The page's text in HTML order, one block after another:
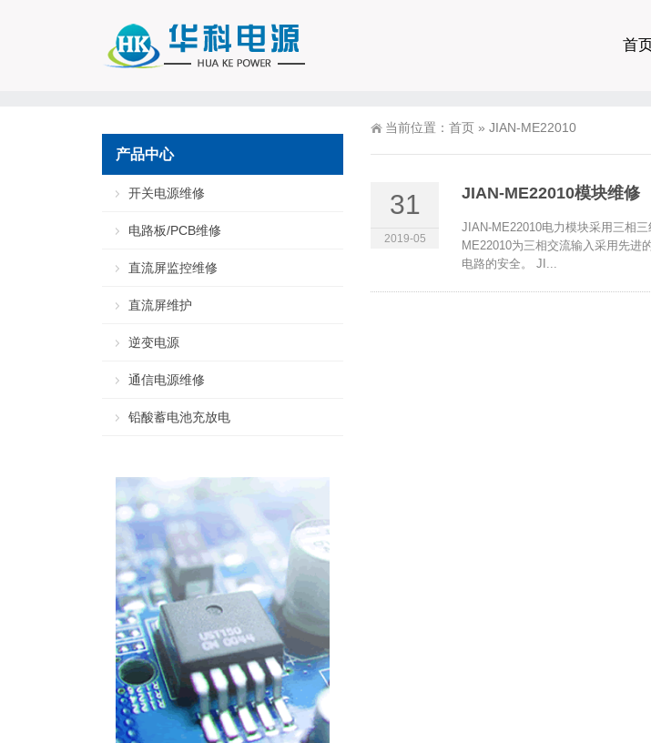
首
当前位置： 首页 » JIAN-ME22010
31
2019-05
JIAN-ME22010模块维修
JIAN-ME22010电力模块采用三相
ME22010为三相交流输入采用先进
电路的安全。 JI...
产品中心
开关电源维修
电路板/PCB维修
直流屏监控维修
直流屏维护
逆变电源
通信电源维修
铅酸蓄电池充放电